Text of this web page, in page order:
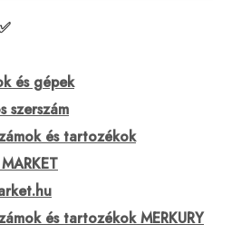
és gépek
szerszám
és tartozékok
és tartozékok MERKURY